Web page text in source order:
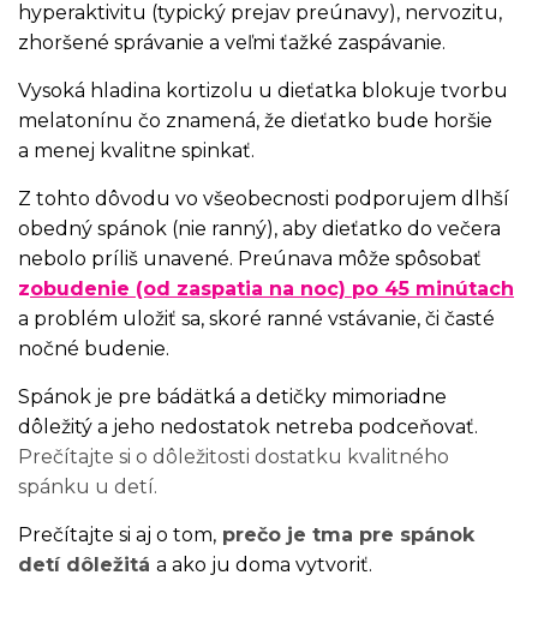
hyperaktivitu (typický prejav preúnavy), nervozitu,
zhoršené správanie a veľmi ťažké zaspávanie.
Vysoká hladina kortizolu u dieťatka blokuje tvorbu
melatonínu čo znamená, že dieťatko bude horšie
a menej kvalitne spinkať.
Z tohto dôvodu vo všeobecnosti podporujem dlhší
obedný spánok (nie ranný), aby dieťatko do večera
nebolo príliš unavené. Preúnava môže spôsobať
zobudenie (od zaspatia na noc) po 45 minútach
a problém uložiť sa, skoré ranné vstávanie, či časté
nočné budenie.
Spánok je pre bádätká a detičky mimoriadne
dôležitý a jeho nedostatok netreba podceňovať.
Prečítajte si o dôležitosti dostatku kvalitného
spánku u detí.
Prečítajte si aj o tom, prečo je tma pre spánok
detí dôležitá a ako ju doma vytvoriť.